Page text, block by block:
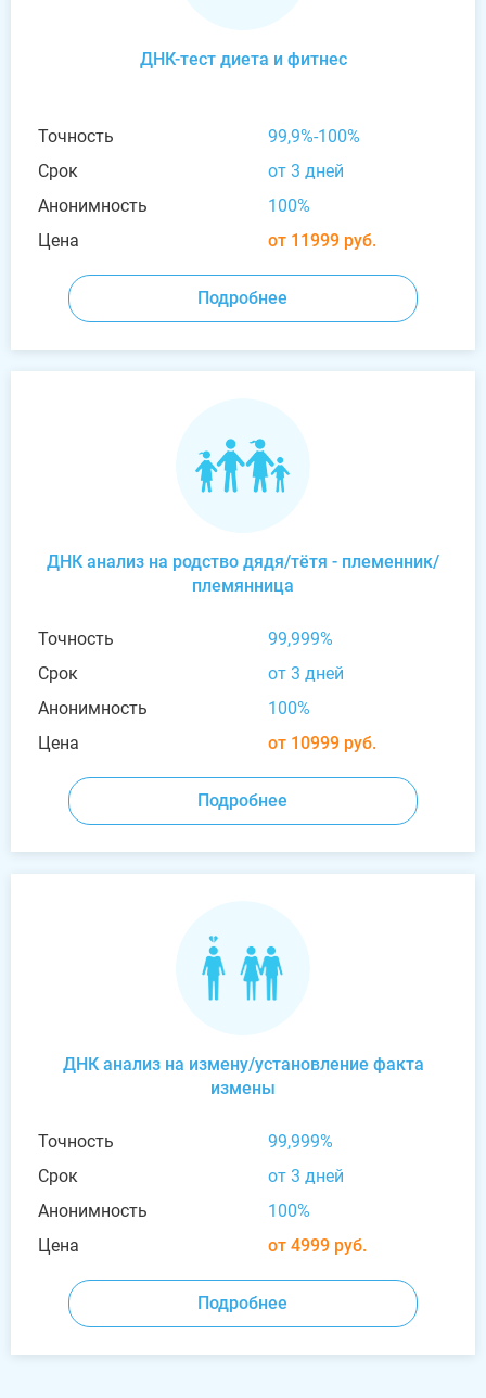
ДНК-тест диета и фитнес
Точность
99,9%-100%
Срок
от 3 дней
Анонимность
100%
Цена
от 11999 руб.
Подробнее
ДНК анализ на родство дядя/тётя - племенник/
племянница
Точность
99,999%
Срок
от 3 дней
Анонимность
100%
Цена
от 10999 руб.
Подробнее
ДНК анализ на измену/установление факта
измены
Точность
99,999%
Срок
от 3 дней
Анонимность
100%
Цена
от 4999 руб.
Подробнее